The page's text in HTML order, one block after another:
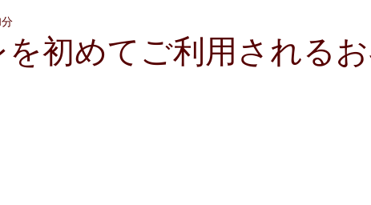
コミック情報
を初めてご利用される
分